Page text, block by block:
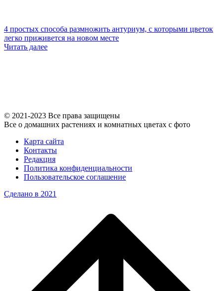
4 простых способа размножить антуриум, с которыми цветок
легко приживется на новом месте
Читать далее
© 2021-2023 Все права защищены
Все о домашних растениях и комнатных цветах с фото
Карта сайта
Контакты
Редакция
Политика конфиденциальности
Пользовательское соглашение
Сделано в 2021